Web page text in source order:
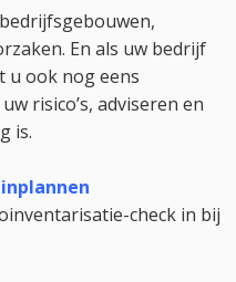
En als uw bedrijf
u ook nog eens
risico’s, adviseren en
is.
check in bij